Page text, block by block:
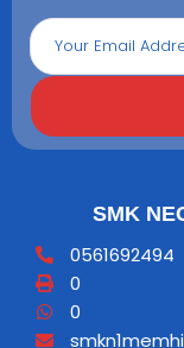
SMK
0561692494
0
0